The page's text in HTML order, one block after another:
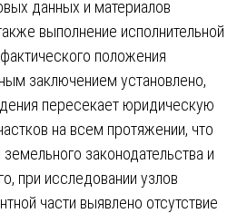
данных и материалов
выполнение исполнительной
положения
заключением установлено,
пересекает юридическую
на всем протяжении, что
законодательства и
при исследовании узлов
части выявлено отсутствие